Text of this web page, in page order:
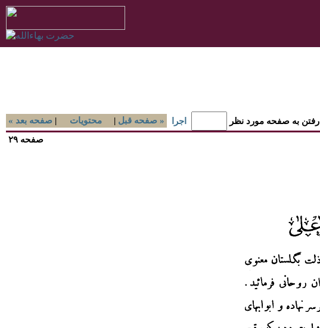
« صفحه بعد | محتويات | صفحه قبل » رفتن به صفحه مورد نظر اجرا